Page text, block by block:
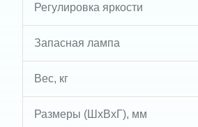
Регулировка яркости
Запасная лампа
Вес, кг
Размеры (ШxВxГ), мм